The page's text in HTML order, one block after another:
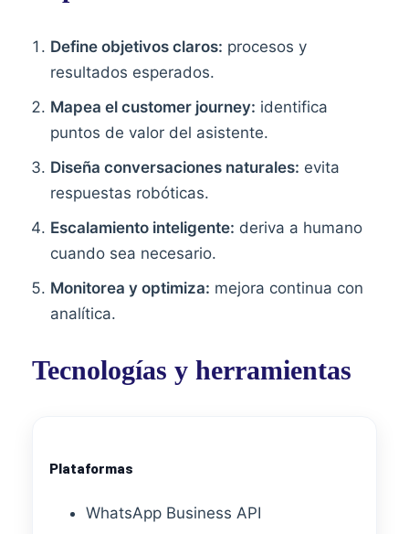
Define objetivos claros: procesos y
resultados esperados.
Mapea el customer journey: identifica
puntos de valor del asistente.
Diseña conversaciones naturales: evita
respuestas robóticas.
Escalamiento inteligente: deriva a humano
cuando sea necesario.
Monitorea y optimiza: mejora continua con
analítica.
Tecnologías y herramientas
Plataformas
WhatsApp Business API